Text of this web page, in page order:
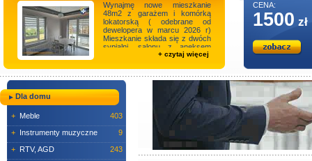
Wynajmę nowe mieszkanie
48m2 z garażem i komórką
lokatorską ( odebrane od
dewelopera w marcu 2026 r)
Mieszkanie składa się z dwóch
sypialni, salonu z aneksem
kuchennym, łazienki, p ...
+ czytaj więcej
CENA:
1500 zł
Dla domu
+ Meble
403
+ Instrumenty muzyczne
9
+ RTV, AGD
243